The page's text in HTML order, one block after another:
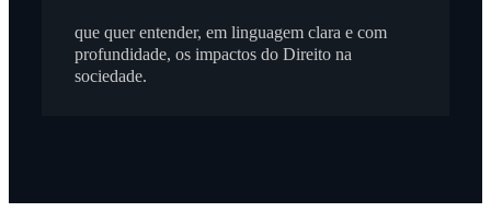
que quer entender, em linguagem clara e com
profundidade, os impactos do Direito na
sociedade.